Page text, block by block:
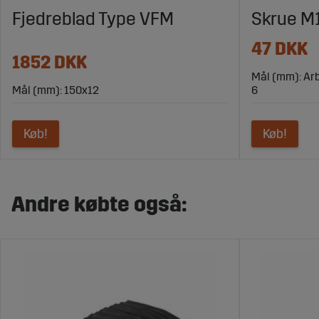
Fjedreblad Type VFM
1852 DKK
Mål (mm): 150x12
Køb!
Skrue
47 DKK
Mål (mm):
6
Køb!
Andre købte også: